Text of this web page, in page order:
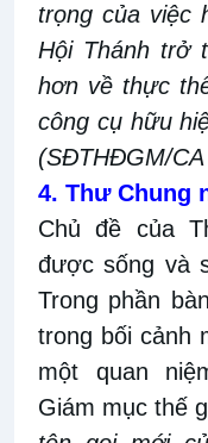
trọng của việc
Hội Thánh trở
hơn về thực
công cụ hữu
(SĐTHĐGM/CA
4. Thư Chung
Chủ đề của
được sống và
Trong phần
trong bối cảnh
một quan
Giám mục thế